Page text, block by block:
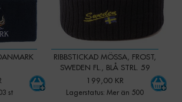
st
RIBBSTICKAD MÖSSA, FROST,
SWEDEN FL., BLÅ STRL. 59
199,00 KR
Lagerstatus: Mer än 500